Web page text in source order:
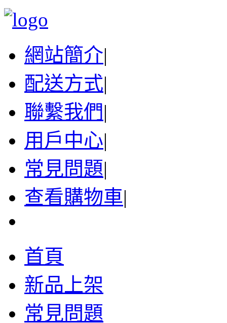
網站簡介|
配送方式|
聯繫我們|
用戶中心|
常見問題|
查看購物車|
首頁
新品上架
常見問題